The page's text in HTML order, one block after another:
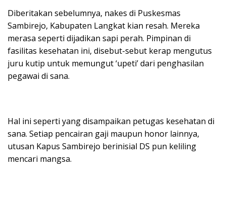
Diberitakan sebelumnya, nakes di Puskesmas
Sambirejo, Kabupaten Langkat kian resah. Mereka
merasa seperti dijadikan sapi perah. Pimpinan di
fasilitas kesehatan ini, disebut-sebut kerap mengutus
juru kutip untuk memungut ‘upeti’ dari penghasilan
pegawai di sana.
Hal ini seperti yang disampaikan petugas kesehatan di
sana. Setiap pencairan gaji maupun honor lainnya,
utusan Kapus Sambirejo berinisial DS pun keliling
mencari mangsa.